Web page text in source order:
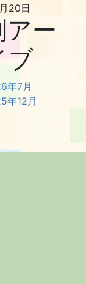
20日
アー
ブ
年7月
年12月